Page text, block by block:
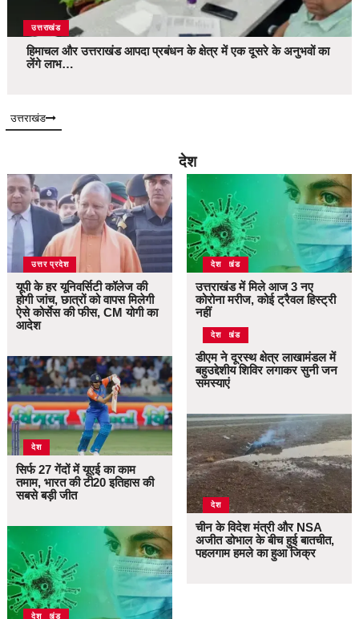
उत्तराखंड
हिमाचल और उत्तराखंड आपदा प्रबंधन के क्षेत्र में एक दूसरे के अनुभवों का
लेंगे लाभ…
उत्तराखंड
देश
उत्तर प्रदेश
यूपी के हर यूनिवर्सिटी कॉलेज की
होगी जांच, छात्रों को वापस मिलेगी
ऐसे कोर्सेस की फीस, CM योगी का
आदेश
देश
सिर्फ 27 गेंदों में यूएई का काम
तमाम, भारत की टी20 इतिहास की
सबसे बड़ी जीत
उत्तराखंड
देश
उत्तराखंड
देश
उत्तराखंड में मिले आज 3 नए
कोरोना मरीज, कोई ट्रैवल हिस्ट्री
नहीं
उत्तराखंड
देश
डीएम ने दूरस्थ क्षेत्र लाखामंडल में
बहुउद्देशीय शिविर लगाकर सुनी जन
समस्याएं
देश
चीन के विदेश मंत्री और NSA
अजीत डोभाल के बीच हुई बातचीत,
पहलगाम हमले का हुआ जिक्र